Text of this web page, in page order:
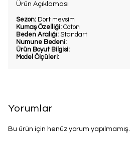
Ürün Açıklaması
Sezon: Dört mevsim
Kumaş Özelliği: Coton
Beden Aralığı: Standart
Numune Bedeni:
Ürün Boyut Bilgisi:
Model Ölçüleri:
Yorumlar
Bu ürün için henüz yorum yapılmamış.